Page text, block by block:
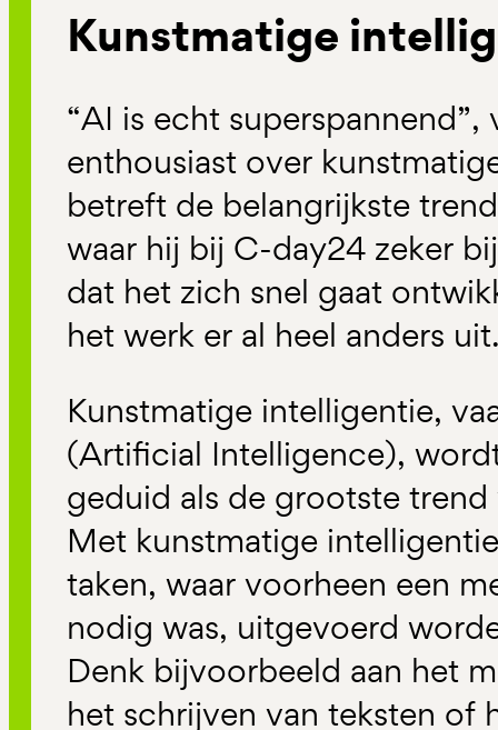
Kunstmatige
“AI is echt
enthousiast over
betreft de belangrijkste
waar hij bij C-day24 zeker
dat het zich snel gaat
het werk er al heel anders
Kunstmatige intelligentie,
(Artificial Intelligence),
geduid als de grootste trend
Met kunstmatige
taken, waar voorheen een
nodig was, uitgevoerd
Denk bijvoorbeeld aan het
het schrijven van teksten of